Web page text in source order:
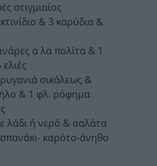
στιγμιαίος
& 3 καρύδια &
α λα πολίτα & 1
σικάλεως &
& 1 φλ. ρόφημα
λάδι ή νερό & σαλάτα
καρότο-άνηθο